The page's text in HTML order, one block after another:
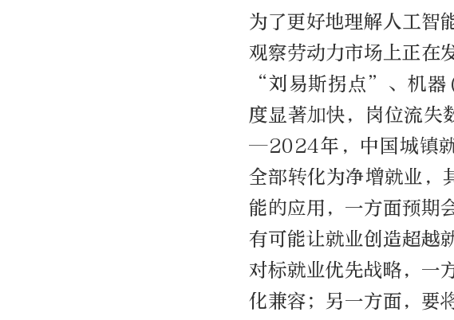
为了更好地理解人工智
观察劳动力市场上正在
“刘易斯拐点”、机器
度显著加快，岗位流失
—2024年，中国城镇
全部转化为净增就业，
能的应用，一方面预期
有可能让就业创造超越
对标就业优先战略，一
化兼容；另一方面，要